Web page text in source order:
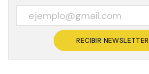
RECIBIR NEWSLETTER